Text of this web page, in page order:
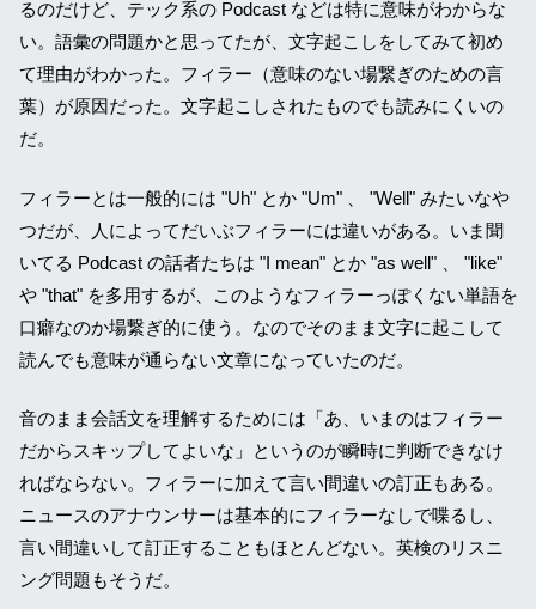
るのだけど、テック系の Podcast などは特に意味がわからな
い。語彙の問題かと思ってたが、文字起こしをしてみて初め
て理由がわかった。フィラー（意味のない場繋ぎのための言
葉）が原因だった。文字起こしされたものでも読みにくいの
だ。
フィラーとは一般的には "Uh" とか "Um" 、 "Well" みたいなや
つだが、人によってだいぶフィラーには違いがある。いま聞
いてる Podcast の話者たちは "I mean" とか "as well" 、 "like"
や "that" を多用するが、このようなフィラーっぽくない単語を
口癖なのか場繋ぎ的に使う。なのでそのまま文字に起こして
読んでも意味が通らない文章になっていたのだ。
音のまま会話文を理解するためには「あ、いまのはフィラー
だからスキップしてよいな」というのが瞬時に判断できなけ
ればならない。フィラーに加えて言い間違いの訂正もある。
ニュースのアナウンサーは基本的にフィラーなしで喋るし、
言い間違いして訂正することもほとんどない。英検のリスニ
ング問題もそうだ。